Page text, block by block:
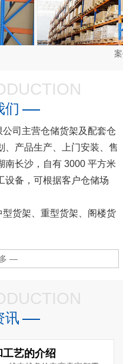
们
司主营仓储货架及配套仓
、产品生产、上门安装、售
南长沙，自有 3000 平方米
设备，可根据客户仓储场
货架、重型货架、阁楼货
—
讯
艺的介绍